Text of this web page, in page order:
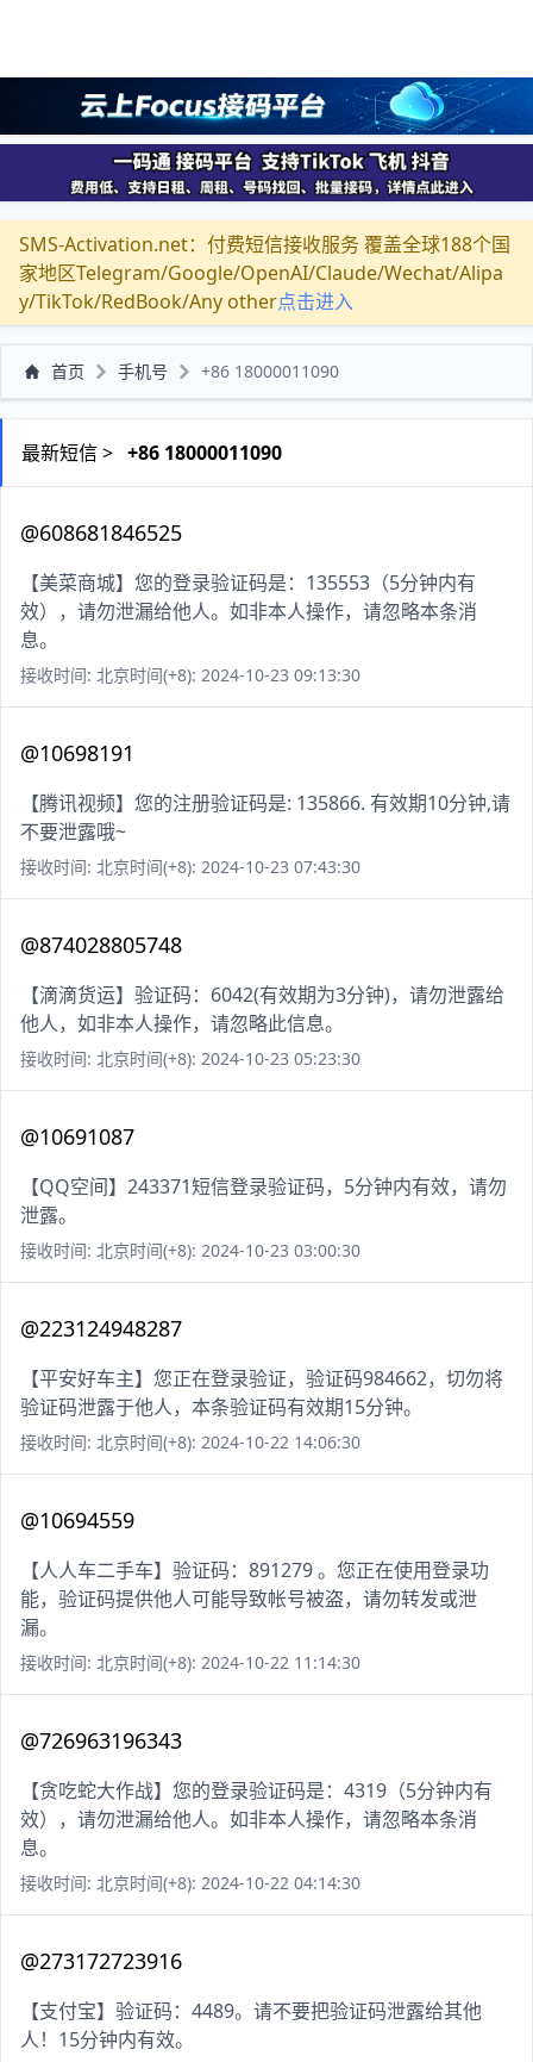
SMS-Activation.net：付费短信接收服务 覆盖全球188个国
家地区Telegram/Google/OpenAI/Claude/Wechat/Alipa
y/TikTok/RedBook/Any other点击进入
首页 手机号 +86 18000011090
最新短信 > +86 18000011090
@608681846525
【美菜商城】您的登录验证码是：135553（5分钟内有
效），请勿泄漏给他人。如非本人操作，请忽略本条消
息。
接收时间: 北京时间(+8): 2024-10-23 09:13:30
@10698191
【腾讯视频】您的注册验证码是: 135866. 有效期10分钟,请
不要泄露哦~
接收时间: 北京时间(+8): 2024-10-23 07:43:30
@874028805748
【滴滴货运】验证码：6042(有效期为3分钟)，请勿泄露给
他人，如非本人操作，请忽略此信息。
接收时间: 北京时间(+8): 2024-10-23 05:23:30
@10691087
【QQ空间】243371短信登录验证码，5分钟内有效，请勿
泄露。
接收时间: 北京时间(+8): 2024-10-23 03:00:30
@223124948287
【平安好车主】您正在登录验证，验证码984662，切勿将
验证码泄露于他人，本条验证码有效期15分钟。
接收时间: 北京时间(+8): 2024-10-22 14:06:30
@10694559
【人人车二手车】验证码：891279 。您正在使用登录功
能，验证码提供他人可能导致帐号被盗，请勿转发或泄
漏。
接收时间: 北京时间(+8): 2024-10-22 11:14:30
@726963196343
【贪吃蛇大作战】您的登录验证码是：4319（5分钟内有
效），请勿泄漏给他人。如非本人操作，请忽略本条消
息。
接收时间: 北京时间(+8): 2024-10-22 04:14:30
@273172723916
【支付宝】验证码：4489。请不要把验证码泄露给其他
人！15分钟内有效。